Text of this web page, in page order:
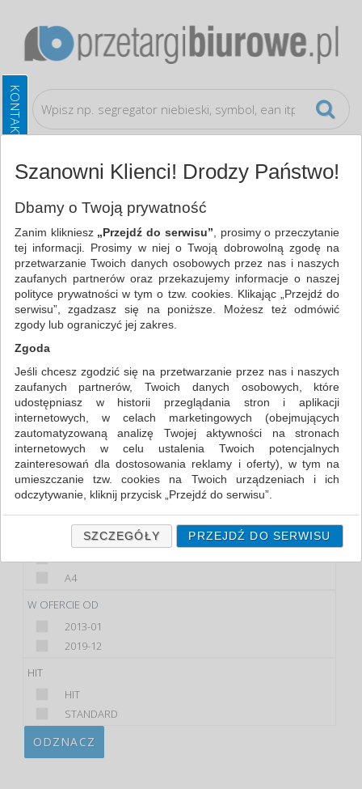
Prezentacja Systemy prezentacyjne
WSZYSTKIE KATEGORIE
NAJCHĘTNIEJ WYBIERANE
PREZENTACJA
SYSTEMY PREZENTACYJNE (6)
FILTRY
KOLOR
CZERWONY
NIEBIESKI
SZARY
A3
A4
W OFERCIE OD
2013-01
2019-12
HIT
HIT
STANDARD
ODZNACZ
Szanowni Klienci! Drodzy Państwo!
Dbamy o Twoją prywatność
Zanim klikniesz „Przejdź do serwisu” , prosimy o przeczytanie
tej informacji. Prosimy w niej o Twoją dobrowolną zgodę na
przetwarzanie Twoich danych osobowych przez nas i naszych
zaufanych partnerów oraz przekazujemy informacje o naszej
polityce prywatności w tym o tzw. cookies. Klikając „Przejdź do
serwisu”, zgadzasz się na poniższe. Możesz też odmówić
zgody lub ograniczyć jej zakres.
Zgoda
Jeśli chcesz zgodzić się na przetwarzanie przez nas i naszych
zaufanych partnerów, Twoich danych osobowych, które
udostępniasz w historii przeglądania stron i aplikacji
internetowych, w celach marketingowych (obejmujących
zautomatyzowaną analizę Twojej aktywności na stronach
internetowych w celu ustalenia Twoich potencjalnych
zainteresowań dla dostosowania reklamy i oferty), w tym na
umieszczanie tzw. cookies na Twoich urządzeniach i ich
odczytywanie, kliknij przycisk „Przejdź do serwisu”.
Jeśli nie chcesz wyrazić zgody lub ograniczyć jej zakres, kliknij
„Szczegóły”, gdzie znajdziesz wszelkie informacje o tym jak to
zrobić . Te same informacje znajdziesz także na podstronie z
naszą polityką prywatności obowiązującą od 25 maja 2018.
wcześniejsza zgoda której udzieliliście podczas zakładania
dowolnym momencie wycofać.
Klauzula Informacyjna (rozwiń)
SZCZEGÓŁY PRZEJDŹ DO SERWISU